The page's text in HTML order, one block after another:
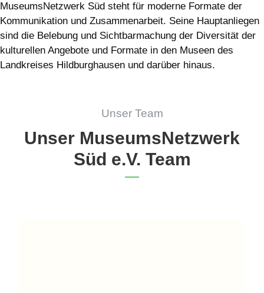
MuseumsNetzwerk Süd steht für moderne Formate der
Kommunikation und Zusammenarbeit. Seine Hauptanliegen
sind die Belebung und Sichtbarmachung der Diversität der
kulturellen Angebote und Formate in den Museen des
Landkreises Hildburghausen und darüber hinaus.
Unser Team
Unser MuseumsNetzwerk
Süd e.V. Team